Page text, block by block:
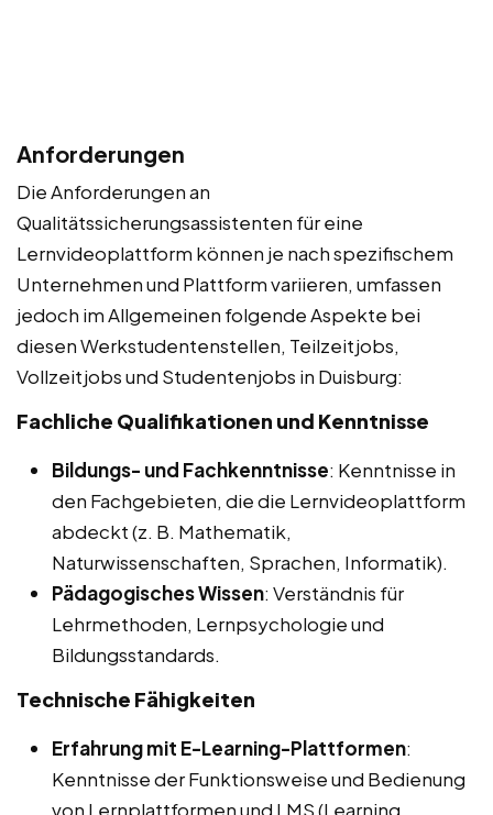
Anforderungen
Die Anforderungen an
Qualitätssicherungsassistenten für eine
Lernvideoplattform können je nach spezifischem
Unternehmen und Plattform variieren, umfassen
jedoch im Allgemeinen folgende Aspekte bei
diesen Werkstudentenstellen, Teilzeitjobs,
Vollzeitjobs und Studentenjobs in Duisburg:
Fachliche Qualifikationen und Kenntnisse
Bildungs- und Fachkenntnisse: Kenntnisse in
den Fachgebieten, die die Lernvideoplattform
abdeckt (z. B. Mathematik,
Naturwissenschaften, Sprachen, Informatik).
Pädagogisches Wissen: Verständnis für
Lehrmethoden, Lernpsychologie und
Bildungsstandards.
Technische Fähigkeiten
Erfahrung mit E-Learning-Plattformen:
Kenntnisse der Funktionsweise und Bedienung
von Lernplattformen und LMS (Learning